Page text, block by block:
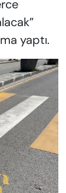
yaptı.